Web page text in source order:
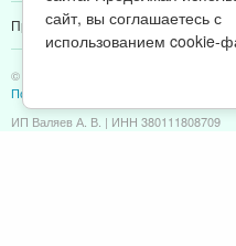
Предназначение быть папой
© 2011-2026 Предназначение быть
Политика конфиденциальности
ИП Валяев А. В. | ИНН 380111808709
сайт, вы соглашаетесь с
использованием cookie-